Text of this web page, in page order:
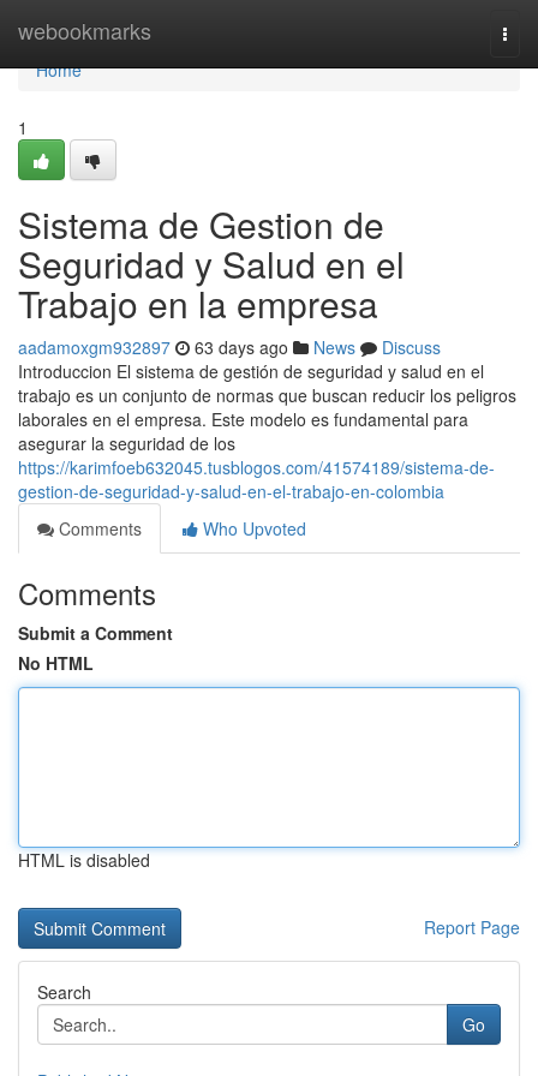
webookmarks
Home
Home
1
Sistema de Gestion de
Seguridad y Salud en el
Trabajo en la empresa
aadamoxgm932897 63 days ago News
Discuss
Introduccion El sistema de gestión de seguridad y salud en el
trabajo es un conjunto de normas que buscan reducir los peligros
laborales en el empresa. Este modelo es fundamental para
asegurar la seguridad de los
https://karimfoeb632045.tusblogos.com/41574189/sistema-de-
gestion-de-seguridad-y-salud-en-el-trabajo-en-colombia
Comments
Who Upvoted
Comments
Submit a Comment
No HTML
HTML is disabled
Report Page
Search
Go